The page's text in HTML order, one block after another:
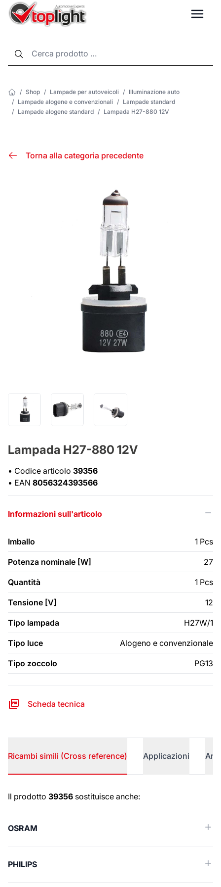
/ Shop / Lampade per autoveicoli / Illuminazione auto
/ Lampade alogene e convenzionali / Lampade standard
/ Lampade alogene standard / Lampada H27-880 12V
Torna alla categoria precedente
Lampada H27-880 12V
• Codice articolo 39356
• EAN 8056324393566
Informazioni sull'articolo
Imballo 1 Pcs
Potenza nominale [W] 27
Quantità 1 Pcs
Tensione [V] 12
Tipo lampada H27W/1
Tipo luce Alogeno e convenzionale
Tipo zoccolo PG13
Scheda tecnica
Ricambi simili (Cross reference) Applicazioni
Ricambi simili (Cross reference)
Il prodotto 39356 sostituisce anche:
OSRAM
PHILIPS